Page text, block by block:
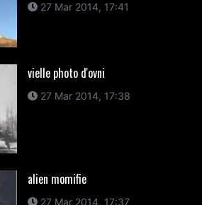
27 Mar 2014, 17:41
vielle photo d'ovni
27 Mar 2014, 17:38
alien momifie
27 Mar 2014, 17:37